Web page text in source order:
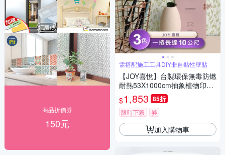
商品折價券
150元
需搭配施工工具DIY非自黏性壁貼
【JOY喜悅】台製環保無毒防燃
耐熱53X1000cm抽象植物印花
壁紙/壁貼3捲
$1,853 85折
限時下殺 券
加入購物車